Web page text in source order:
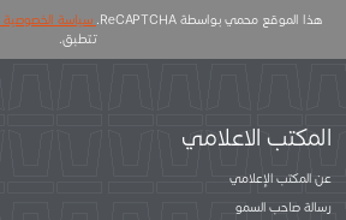
هذا الموقع محمي بواسطة ReCAPTCHA. سياسة الخصوصية
تتطبق.
المكتب الاعلامي
عن المكتب الإعلامي
رسالة صاحب السمو